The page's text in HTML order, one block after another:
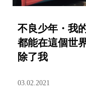
不良少年・我
都能在這個世
除了我
03.02.2021